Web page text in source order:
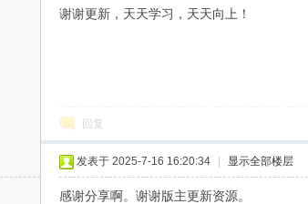
谢谢更新，天天学习，天天向上！
回复
发表于 2025-7-16 16:20:34 显示全部楼层
感谢分享啊。谢谢版主更新资源。